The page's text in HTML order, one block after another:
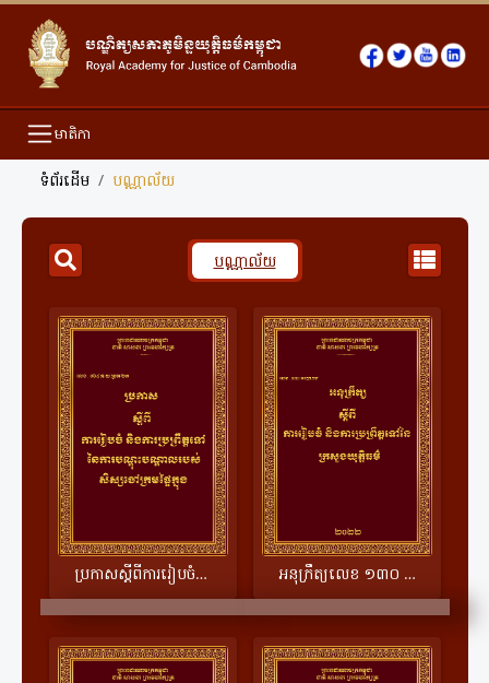
មាតិកា
ទំព័រដើម បណ្ណាល័យ
បណ្ណាល័យ
ប្រកាសស្តីពីការរៀបចំនិងការប្រព្រឹត្តទៅនៃការបណ្តុះបណ្តាលរបស់សិស្សចៅក្រមផ្ទៃក្នុង​ អនុក្រឹត្យលេខ ១៣០ អនក្រ.បក ស្តីពីការរៀបចំនិងការប្រព្រឹត្តទៅនៃក្រសួងយុត្តិធម៌